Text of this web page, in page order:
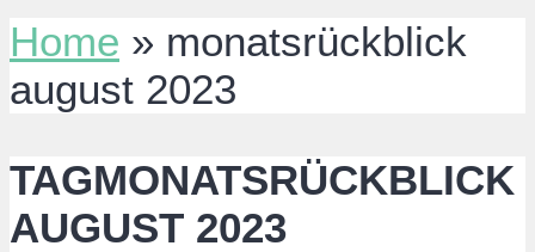
Home » monatsrückblick
august 2023
TAGMONATSRÜCKBLICK
AUGUST 2023